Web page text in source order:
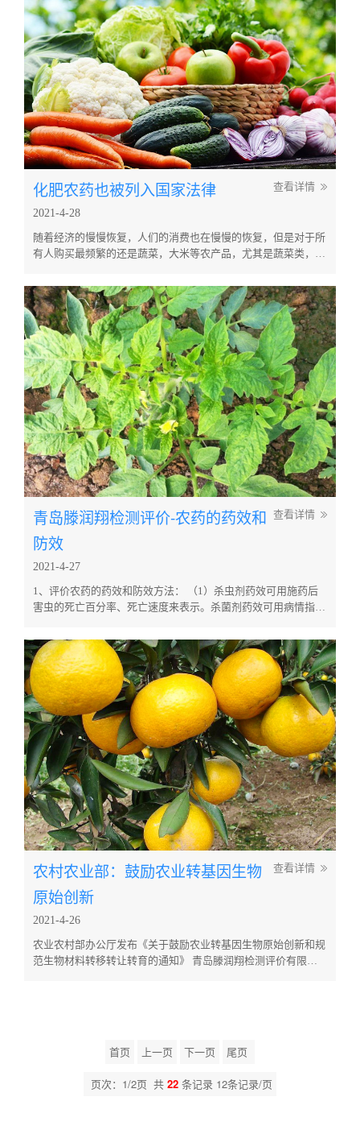
查看详情
化肥农药也被列入国家法律
2021-4-28
随着经济的慢慢恢复，人们的消费也在慢慢的恢复，但是对于所
有人购买最频繁的还是蔬菜，大米等农产品，尤其是蔬菜类，几
青岛滕润翔检测评价一起看看吧！ 现在都提倡说有机蔬菜，无
公害无污染的农产品，什么是无公害无污染，说白了就是没有化
肥农药残留的农产品，下面是一则打假新闻。有消费者买回来就
发现西红柿竟然会掉...
查看详情
青岛滕润翔检测评价-农药的药效和
防效
2021-4-27
1、评价农药的药效和防效方法： （1）杀虫剂药效可用施药后
害虫的死亡百分率、死亡速度来表示。杀菌剂药效可用病情指数
亡百分率来表示。 （2）药效的测定，一般先经室内毒力试验证
明有效后，再进行田间小区试验。在小区试验基础上，证明药效
比较好的若干品种，可进行大区试验以进一步肯定其药效和推广
价值。 （3）...
查看详情
农村农业部：鼓励农业转基因生物
原始创新
2021-4-26
农业农村部办公厅发布《关于鼓励农业转基因生物原始创新和规
范生物材料转移转让转育的通知》 青岛滕润翔检测评价有限公
首页 上一页 下一页 尾页
页次：1/2页 共 22条记录 12条记录/页